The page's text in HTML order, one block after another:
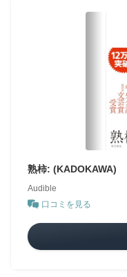
熟柿: (KADOKAWA)
Audible
口コミを見る